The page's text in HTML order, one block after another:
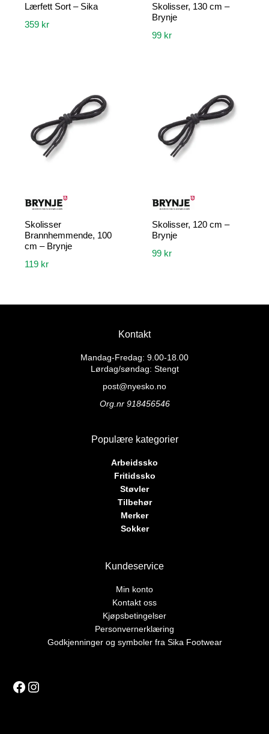
Lærfett Sort – Sika
359 kr
Skolisser, 130 cm –
Brynje
99 kr
Skolisser
Brannhemmende, 100
cm – Brynje
119 kr
Skolisser, 120 cm –
Brynje
99 kr
Kontakt
Mandag-Fredag: 9.00-18.00
Lørdag/søndag: Stengt
post@nyesko.no
Org.nr 918456546
Populære kategorier
Arbeidssko
Fritidssko
Støvler
Tilbehør
Merker
Sokker
Kundeservice
Min konto
Kontakt oss
Kjøpsbetingelser
Personvernerklæring
Godkjenninger og symboler fra Sika Footwear
Facebook
Instagram